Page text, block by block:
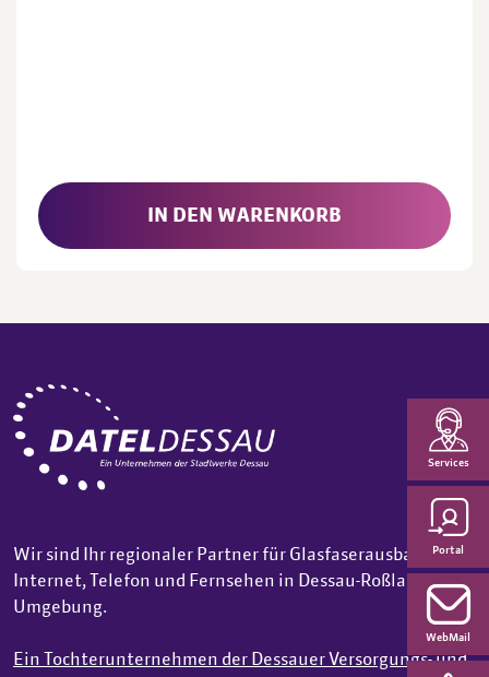
IN DEN WARENKORB
Wir sind Ihr regionaler Partner für Glasfaserausbau,
Internet, Telefon und Fernsehen in Dessau-Roßlau und
Umgebung.
Ein Tochterunternehmen der Dessauer Versorgungs- und
Services
Portal
WebMail